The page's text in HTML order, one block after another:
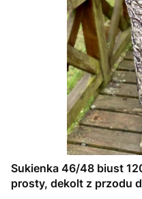
Sukienka 46/48 biust
prosty, dekolt z przodu